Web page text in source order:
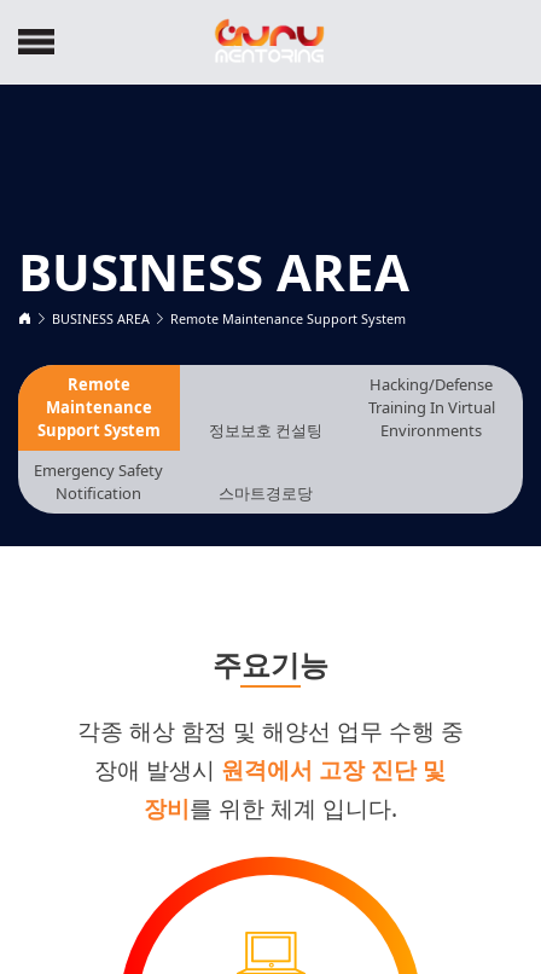
BUSINESS AREA
BUSINESS AREA Remote Maintenance Support System
Remote
Maintenance
Support System
정보보호 컨설팅
Hacking/Defense
Training In Virtual
Environments
Emergency Safety
Notification
스마트경로당
주요기능
각종 해상 함정 및 해양선 업무 수행 중
장애 발생시 원격에서 고장 진단 및
장비를 위한 체계 입니다.